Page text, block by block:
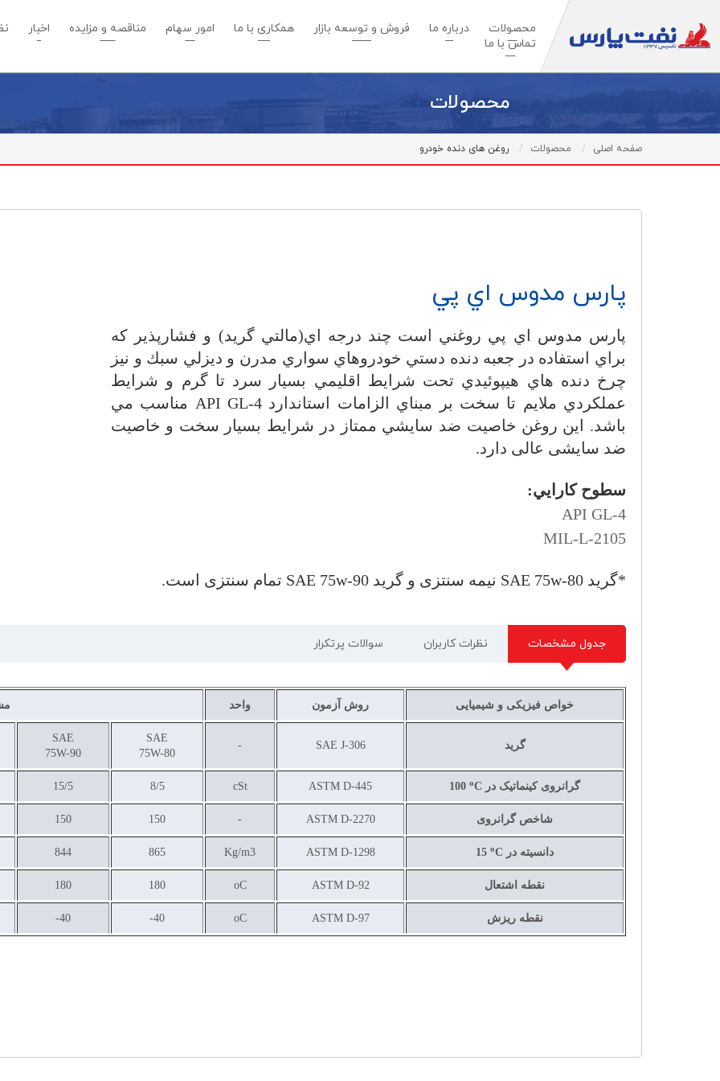
محصولات درباره ما فروش و توسعه بازار همکاری با ما امور سهام مناقصه و مزایده اخبار
تماس با ما
محصولات
صفحه اصلی محصولات روغن های دنده خودرو
پارس مدوس اي پي
پارس مدوس اي پي روغني است چند درجه اي(مالتي گريد) و فشارپذير كه
براي استفاده در جعبه دنده دستي خودروهاي سواري مدرن و ديزلي سبك و نیز
چرخ دنده هاي هيپوئيدي تحت شرايط اقليمي بسيار سرد تا گرم و شرايط
عملكردي ملايم تا سخت بر مبناي الزامات استاندارد API GL-4 مناسب مي
باشد. این روغن خاصيت ضد سايشي ممتاز در شرايط بسيار سخت و خاصیت
ضد سایشی عالی دارد.
سطوح كارايي:
API GL-4
MIL-L-2105
*گرید SAE 75w-80 نیمه سنتزی و گرید SAE 75w-90 تمام سنتزی است.
جدول مشخصات نظرات کاربران سوالات پرتکرار
خواص فیزیکی و شیمیایی روش آزمون واحد
گرید SAE J-306
-
SAE
75W-80
SAE
75W-90
گرانروی کینماتیک در 100 oC
ASTM D-445
cSt
8/5
15/5
شاخص گرانروی ASTM D-2270
-
150
150
دانسیته در 15 oC
ASTM D-1298
Kg/m3
865
844
نقطه اشتعال ASTM D-92
oC
180
180
نقطه ریزش ASTM D-97
oC
40-
40-